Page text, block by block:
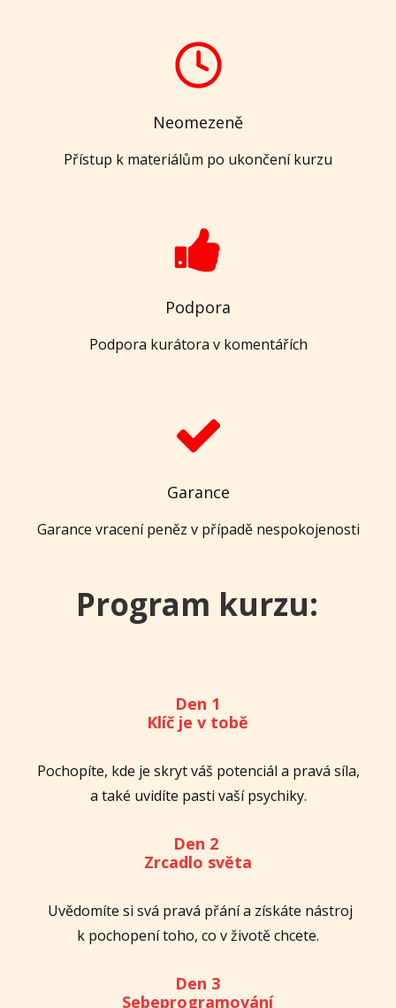
Neomezeně
Přístup k materiálům po ukončení kurzu
Podpora
Podpora kurátora v komentářích
Garance
Garance vracení peněz v případě nespokojenosti
Program kurzu:
Den 1
Klíč je v tobě
Pochopíte, kde je skryt váš potenciál a pravá síla,
a také uvidíte pasti vaší psychiky.
Den 2
Zrcadlo světa
Uvědomíte si svá pravá přání a získáte nástroj
k pochopení toho, co v životě chcete.
Den 3
Sebeprogramování